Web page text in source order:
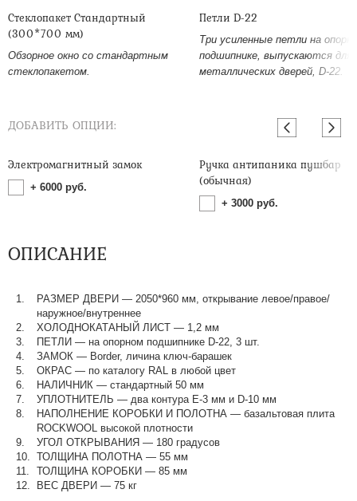
Стеклопакет Стандартный
(300*700 мм)
Обзорное окно со стандартным
стеклопакетом.
Петли D-22
Три усиленные петли на
подшипнике, выпускаются для
металлических дверей, D-22.
ДОБАВИТЬ ОПЦИИ:
Электромагнитный замок
+ 6000 руб.
Ручка антипаника пушбар
(обычная)
+ 3000 руб.
ОПИСАНИЕ
РАЗМЕР ДВЕРИ — 2050*960 мм, открывание левое/правое/
наружное/внутреннее
ХОЛОДНОКАТАНЫЙ ЛИСТ — 1,2 мм
ПЕТЛИ — на опорном подшипнике D-22, 3 шт.
ЗАМОК — Border, личина ключ-барашек
ОКРАС — по каталогу RAL в любой цвет​​​​​​​
НАЛИЧНИК — стандартный 50 мм
УПЛОТНИТЕЛЬ — два контура Е-3 мм и D-10 мм
НАПОЛНЕНИЕ КОРОБКИ И ПОЛОТНА — базальтовая плита
ROCKWOOL высокой плотности
УГОЛ ОТКРЫВАНИЯ — 180 градусов
ТОЛЩИНА ПОЛОТНА — 55 мм
ТОЛЩИНА КОРОБКИ — 85 мм
ВЕС ДВЕРИ — 75 кг